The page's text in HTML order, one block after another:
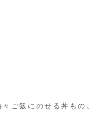
ご飯にのせる丼もの。